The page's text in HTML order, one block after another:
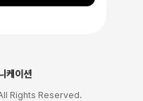
케이션
Rights Reserved.